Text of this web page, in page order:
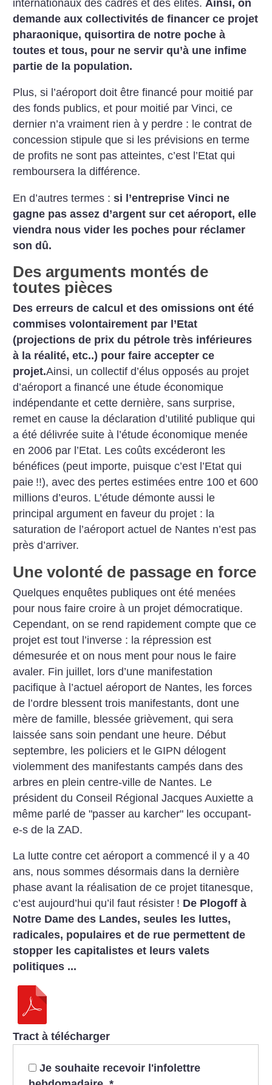
internationaux des cadres et des élites. Ainsi, on
demande aux collectivités de financer ce projet
pharaonique, quisortira de notre poche à
toutes et tous, pour ne servir qu’à une infime
partie de la population.
Plus, si l’aéroport doit être financé pour moitié par
des fonds publics, et pour moitié par Vinci, ce
dernier n’a vraiment rien à y perdre : le contrat de
concession stipule que si les prévisions en terme
de profits ne sont pas atteintes, c’est l’Etat qui
remboursera la différence.
En d’autres termes :si l’entreprise Vinci ne
gagne pas assez d’argent sur cet aéroport, elle
viendra nous vider les poches pour réclamer
son dû.
Des arguments montés de
toutes pièces
Des erreurs de calcul et des omissions ont été
commises volontairement par l’Etat
(projections de prix du pétrole très inférieures
à la réalité, etc..) pour faire accepter ce
projet.Ainsi, un collectif d’élus opposés au projet
d’aéroport a financé une étude économique
indépendante et cette dernière, sans surprise,
remet en cause la déclaration d’utilité publique qui
a été délivrée suite à l’étude économique menée
en 2006 par l’Etat. Les coûts excéderont les
bénéfices (peut importe, puisque c’est l’Etat qui
paie !!), avec des pertes estimées entre 100 et 600
millions d’euros. L’étude démonte aussi le
principal argument en faveur du projet : la
saturation de l’aéroport actuel de Nantes n’est pas
près d’arriver.
Une volonté de passage en force
Quelques enquêtes publiques ont été menées
pour nous faire croire à un projet démocratique.
Cependant, on se rend rapidement compte que ce
projet est tout l’inverse : la répression est
démesurée et on nous ment pour nous le faire
avaler. Fin juillet, lors d’une manifestation
pacifique à l’actuel aéroport de Nantes, les forces
de l’ordre blessent trois manifestants, dont une
mère de famille, blessée grièvement, qui sera
laissée sans soin pendant une heure. Début
septembre, les policiers et le GIPN délogent
violemment des manifestants campés dans des
arbres en plein centre-ville de Nantes. Le
président du Conseil Régional Jacques Auxiette a
même parlé de "passer au karcher" les occupant-
e-s de la ZAD.
La lutte contre cet aéroport a commencé il y a 40
ans, nous sommes désormais dans la dernière
phase avant la réalisation de ce projet titanesque,
c’est aujourd’hui qu’il faut résister ! De Plogoff à
Notre Dame des Landes, seules les luttes,
radicales, populaires et de rue permettent de
stopper les capitalistes et leurs valets
politiques ...
Tract à télécharger
Je souhaite recevoir l'infolettre